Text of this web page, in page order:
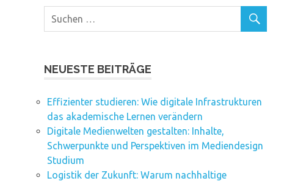
NEUESTE BEITRÄGE
Effizienter studieren: Wie digitale Infrastrukturen
das akademische Lernen verändern
Digitale Medienwelten gestalten: Inhalte,
Schwerpunkte und Perspektiven im Mediendesign
Studium
Logistik der Zukunft: Warum nachhaltige